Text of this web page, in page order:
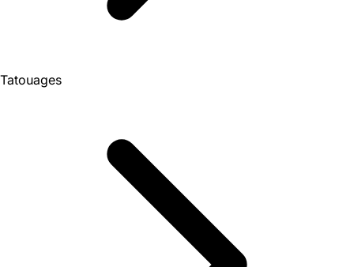
Tatouages